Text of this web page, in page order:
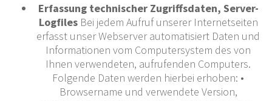
Erfassung technischer Zugriffsdaten, Server-
LogfilesBei jedem Aufruf unserer Internetseiten
erfasst unser Webserver automatisiert Daten und
Informationen vom Computersystem des von
Ihnen verwendeten, aufrufenden Computers.
Folgende Daten werden hierbei erhoben: •
Browsername und verwendete Version,